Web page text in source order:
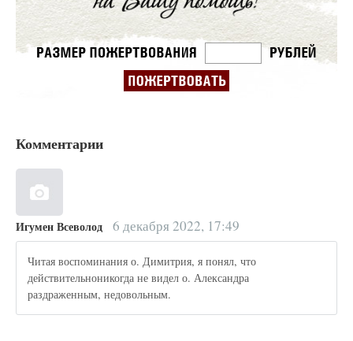
Комментарии
Игумен Всеволод 6 декабря 2022, 17:49
Читая воспоминания о. Димитрия, я понял, что
действительноникогда не видел о. Александра
раздраженным, недовольным.